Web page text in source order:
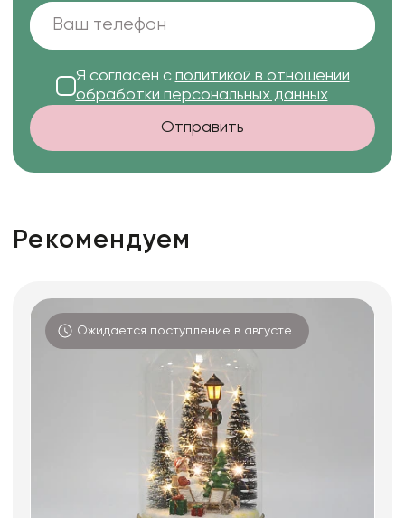
Я согласен с политикой в отношении
обработки персональных данных
Отправить
Рекомендуем
Ожидается поступление в августе